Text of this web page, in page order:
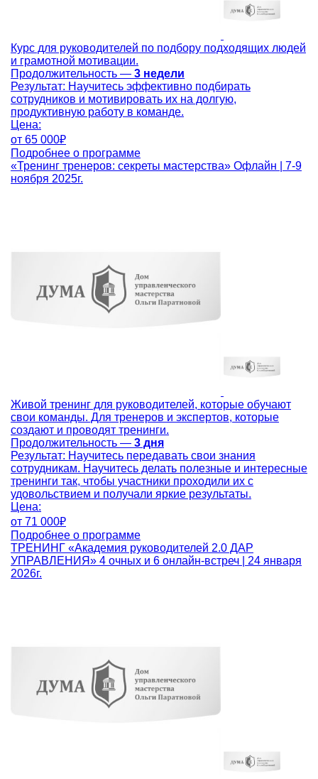
Курс для руководителей по подбору подходящих людей
и грамотной мотивации.
Продолжительность — 3 недели
Результат: Научитесь эффективно подбирать
сотрудников и мотивировать их на долгую,
продуктивную работу в команде.
Цена:
от 65 000₽
Подробнее о программе
«Тренинг тренеров: секреты мастерства» Офлайн | 7-9
ноября 2025г.
Живой тренинг для руководителей, которые обучают
свои команды. Для тренеров и экспертов, которые
создают и проводят тренинги.
Продолжительность — 3 дня
Результат: Научитесь передавать свои знания
сотрудникам. Научитесь делать полезные и интересные
тренинги так, чтобы участники проходили их с
удовольствием и получали яркие результаты.
Цена:
от 71 000₽
Подробнее о программе
ТРЕНИНГ «Академия руководителей 2.0 ДАР
УПРАВЛЕНИЯ» 4 очных и 6 онлайн-встреч | 24 января
2026г.